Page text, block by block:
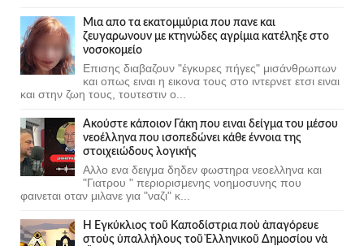
Μια απο τα εκατομμύρια που πανε και
ζευγαρωνουν με κτηνώδες αγρίμια κατέληξε στο
νοσοκομείο
Επισης διαβαζουν "έγκυρες πήγες" μισάνθρωπων
και οπως ειναι η εικονα τους στο ιντερνετ ετσι ειναι
και στην ζωη τους, τουτεστιν ο...
Ακούστε κάποιον Γάκη που ειναι δείγμα του μέσου
νεοέλληνα που ισοπεδώνει κάθε έννοια της
στοιχειώδους λογικής
Αλλο ενα δειγμα δηδεν φωστηρα νεοελληνα και
"Γιατρου " περιορισμενης νοημοσυνης που
φαινεται οταν μιλανε για "ναζι" κ...
Ἡ Ἐγκύκλιος τοῦ Καποδίστρια ποὺ ἀπαγόρευε
στοὺς ὑπαλλήλους τοῦ Ἑλληνικοῦ Δημοσίου νὰ